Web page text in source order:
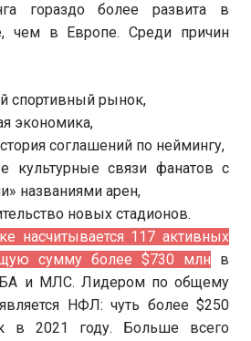
гораздо более развита в
чем в Европе. Среди причин
спортивный рынок,
экономика,
соглашений по неймингу,
культурные связи фанатов с
названиями арен,
новых стадионов.
насчитывается 117 активных
сумму более $730 млн в
и МЛС. Лидером по общему
НФЛ: чуть более $250
в 2021 году. Больше всего